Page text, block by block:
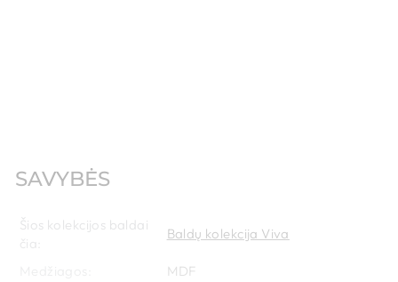
SAVYBĖS
Šios kolekcijos baldai
čia:
Baldų kolekcija Viva
MDF